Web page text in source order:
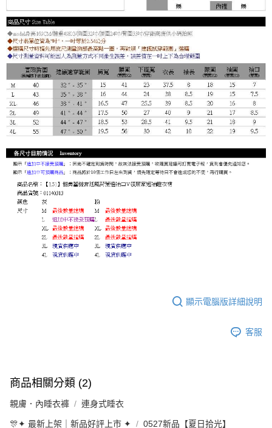
顯示電腦版詳細說明
客服
商品相關分類 (2)
親膚．內睡衣褲 連身式睡衣
🎊✦ 最新上架｜新品好評上市 ✦ 0527新品【夏日拾光】